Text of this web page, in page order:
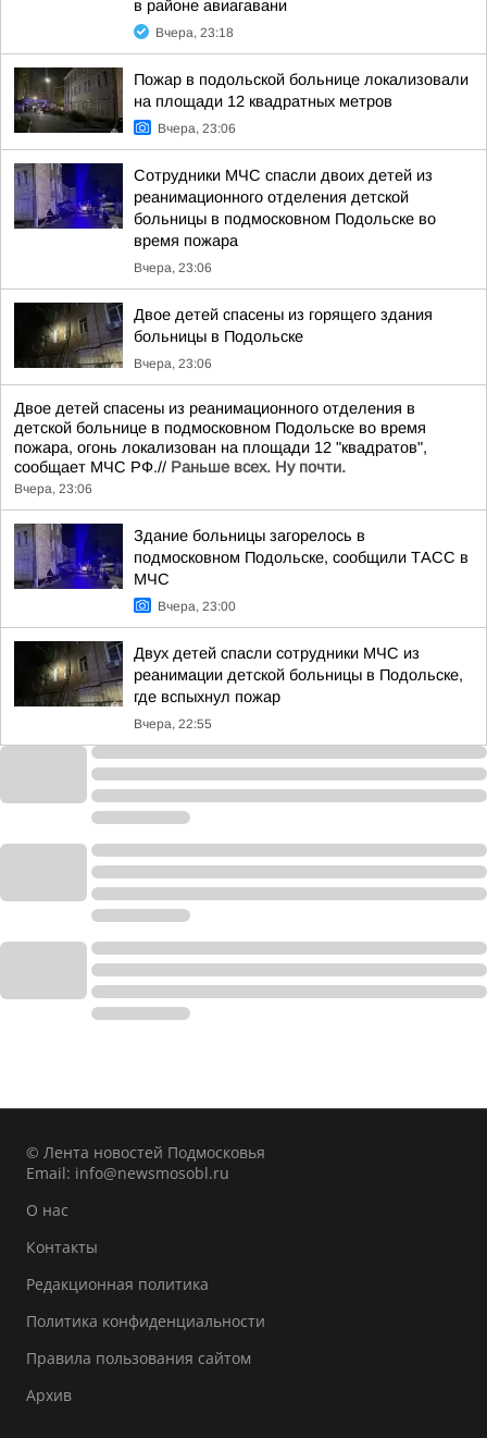
в районе авиагавани
Вчера, 23:18
Пожар в подольской больнице локализовали
на площади 12 квадратных метров
Вчера, 23:06
Сотрудники МЧС спасли двоих детей из
реанимационного отделения детской
больницы в подмосковном Подольске во
время пожара
Вчера, 23:06
Двое детей спасены из горящего здания
больницы в Подольске
Вчера, 23:06
Двое детей спасены из реанимационного отделения в
детской больнице в подмосковном Подольске во время
пожара, огонь локализован на площади 12 "квадратов",
сообщает МЧС РФ.// Раньше всех. Ну почти.
Вчера, 23:06
Здание больницы загорелось в
подмосковном Подольске, сообщили ТАСС в
МЧС
Вчера, 23:00
Двух детей спасли сотрудники МЧС из
реанимации детской больницы в Подольске,
где вспыхнул пожар
Вчера, 22:55
© Лента новостей Подмосковья
Email: info@newsmosobl.ru
О нас
Контакты
Редакционная политика
Политика конфиденциальности
Правила пользования сайтом
Архив